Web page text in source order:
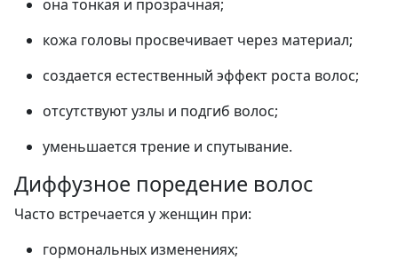
она тонкая и прозрачная;
кожа головы просвечивает через материал;
создается естественный эффект роста волос;
отсутствуют узлы и подгиб волос;
уменьшается трение и спутывание.
Диффузное поредение волос
Часто встречается у женщин при:
гормональных изменениях;